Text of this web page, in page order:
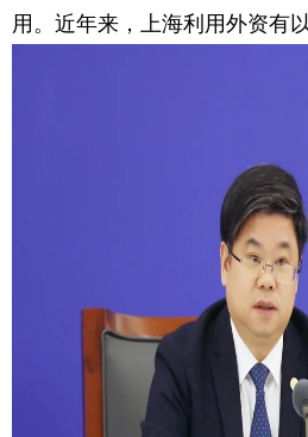
用。近年来，上海利用外资有